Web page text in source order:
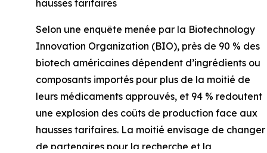
hausses tarifaires
Selon une enquête menée par la Biotechnology
Innovation Organization (BIO), près de 90 % des
biotech américaines dépendent d’ingrédients ou
composants importés pour plus de la moitié de
leurs médicaments approuvés, et 94 % redoutent
une explosion des coûts de production face aux
hausses tarifaires. La moitié envisage de changer
de partenaires pour la recherche et la